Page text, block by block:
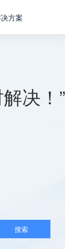
方案
决！”
搜索